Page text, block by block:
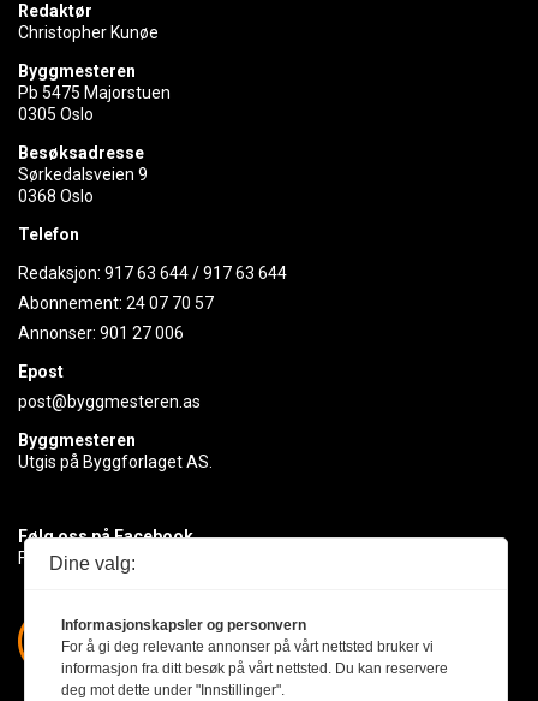
Redaktør
Christopher Kunøe
Byggmesteren
Pb 5475 Majorstuen
0305 Oslo
Besøksadresse
Sørkedalsveien 9
0368 Oslo
Telefon
Redaksjon: 917 63 644/917 63 644
Abonnement: 24 07 70 57
Annonser: 901 27 006
Epost
post@byggmesteren.as
Byggmesteren
Utgis på Byggforlaget AS.
Følg oss på Facebook
Få med deg det siste innen byggebransjen
Dine valg:
Informasjonskapsler og personvern
For å gi deg relevante annonser på vårt nettsted bruker vi
informasjon fra ditt besøk på vårt nettsted. Du kan reservere
deg mot dette under "Innstillinger".